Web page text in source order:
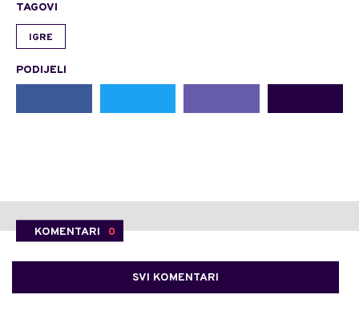
TAGOVI
IGRE
PODIJELI
KOMENTARI 0
SVI KOMENTARI